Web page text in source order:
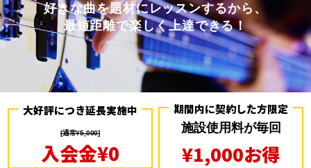
好きな曲を題材にレッスンするから、
最短距離で楽しく上達できる！
大好評につき延長実施中
[通常¥5,000]
入会金¥0
期間内に契約した方限定
施設使用料が毎回
¥1,000お得